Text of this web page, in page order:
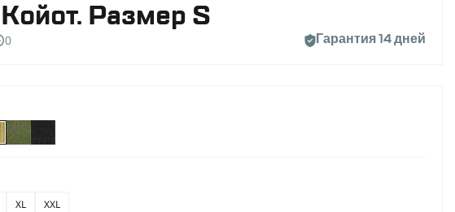
Размер S
0 Гарантия 14 дней
XL XXL